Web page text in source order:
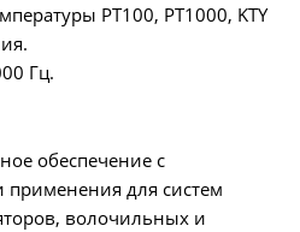
PT100, PT1000, KTY
Гц.
обеспечение с
для систем
волочильных и